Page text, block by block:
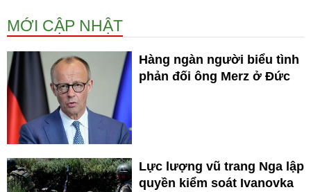
MỚI CẬP NHẬT
Hàng ngàn người biểu tình
phản đối ông Merz ở Đức
Lực lượng vũ trang Nga lập
quyền kiểm soát Ivanovka